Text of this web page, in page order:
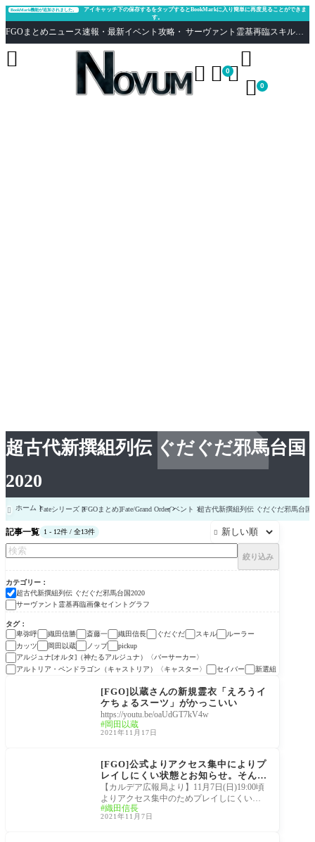
超古代新撰組列伝 ぐだぐだ邪馬台国
2020
BookMark機能が追加されました。
アイキャッチ下の保存するをタップするとBookMarkに入り簡単に再度見ることができま
す。
FGOまとめニュース速報・最新イベント攻略・ サーヴァント霊基再臨スキル性能評価まとめ Fate/Grand Order
  0

 0

 ホーム Fateシリーズ [FGOまとめ]Fate/Grand Orderイベント 超古代新撰組列伝 ぐだぐだ邪馬台国
記事一覧 1 - 12件 / 全13件 
絞り込み
カテゴリー
超古代新撰組列伝 ぐだぐだ邪馬台国2020
サーヴァント霊基再臨画像セイントグラフ
タグ
卑弥呼
織田信勝 斎藤一 織田信長 ぐだぐだ スキル
ルーラー
カッツ
岡田以蔵 ノッブ
pickup
アルジュナ[オルタ]（神たるアルジュナ）〈バーサーカー〉
アルトリア・ペンドラゴン（キャストリア）〈キャスター〉
セイバー 新選組
超古代新撰組列伝 ぐだ
[FGO]以蔵さんの新規霊衣「えろうイ
ケちょるスーツ」がかっこいい
https://youtu.be/oaUdGT7kV4w
岡田以蔵
2021年11月17日
[FGO]公式よりアクセス集中によりプ
レイしにくい状態とお知らせ。そんな
中「嵐ノブ」がもう討伐されたんだ
が…
【カルデア広報局より】11月7日(日)19:00頃
よりアクセス集中のためプレイしにくい状
態となっております。お手数ですが、しば
らく時
織田信長
2021年11月7日